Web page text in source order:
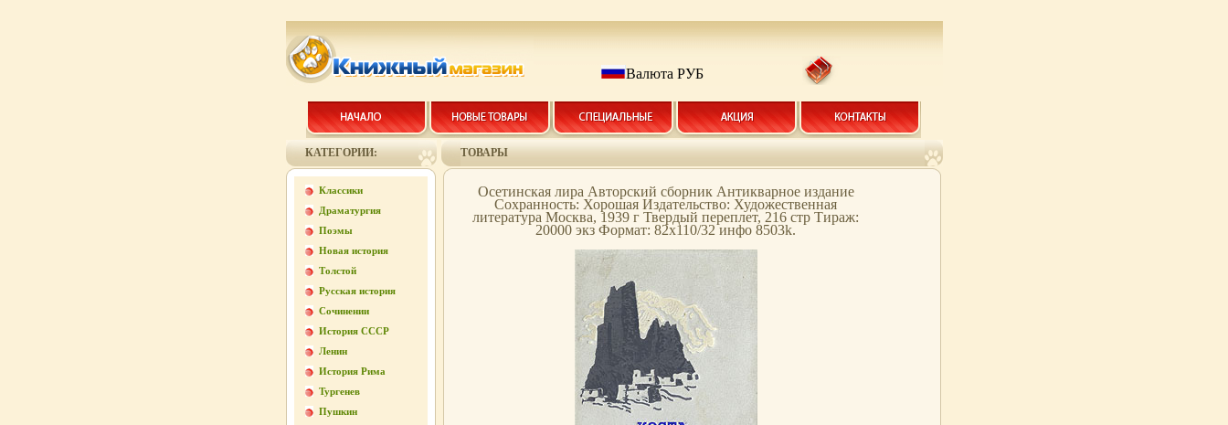
Валюта РУБ
КАТЕГОРИИ:
Классики
Драматургия
Поэмы
Новая история
Толстой
Русская история
Сочинении
История СССР
Ленин
История Рима
Тургенев
Пушкин
ТОВАРЫ
Осетинская лира Авторский сборник Антикварное издание
Сохранность: Хорошая Издательство: Художественная
литература Москва, 1939 г Твердый переплет, 216 стр Тираж:
20000 экз Формат: 82x110/32 инфо 8503k.